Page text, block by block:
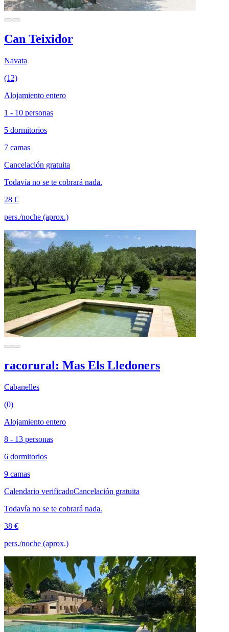
Can Teixidor
Navata
(12)
Alojamiento entero
1 - 10 personas
5 dormitorios
7 camas
Cancelación gratuita
Todavía no se te cobrará nada.
28 €
pers./noche (aprox.)
racorural: Mas Els Lledoners
Cabanelles
(0)
Alojamiento entero
8 - 13 personas
6 dormitorios
9 camas
Calendario verificadoCancelación gratuita
Todavía no se te cobrará nada.
38 €
pers./noche (aprox.)